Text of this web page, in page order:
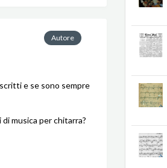
Autore
e se sono sempre
musica per chitarra?